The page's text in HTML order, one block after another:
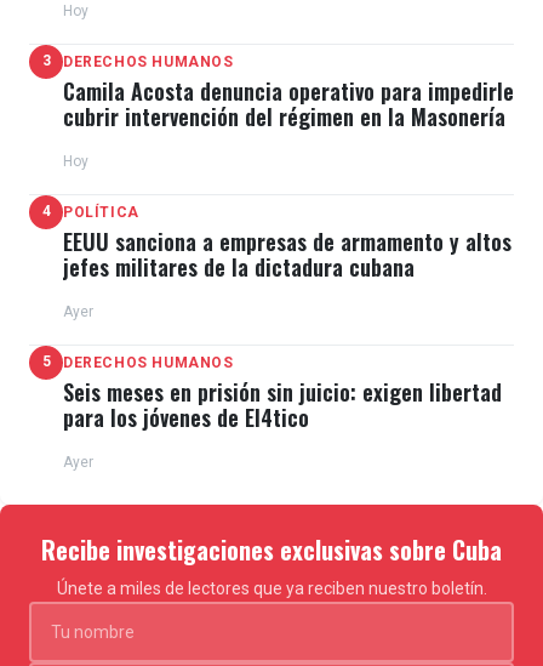
Hoy
3 DERECHOS HUMANOS
Camila Acosta denuncia operativo para impedirle
cubrir intervención del régimen en la Masonería
Hoy
4 POLÍTICA
EEUU sanciona a empresas de armamento y altos
jefes militares de la dictadura cubana
Ayer
5 DERECHOS HUMANOS
Seis meses en prisión sin juicio: exigen libertad
para los jóvenes de El4tico
Ayer
Recibe investigaciones exclusivas sobre Cuba
Únete a miles de lectores que ya reciben nuestro boletín.